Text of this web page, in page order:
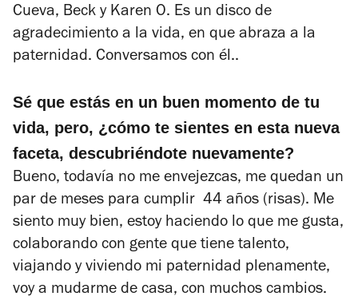
Cueva, Beck y Karen O. Es un disco de
agradecimiento a la vida, en que abraza a la
paternidad. Conversamos con él..
Sé que estás en un buen momento de tu
vida, pero, ¿cómo te sientes en esta nueva
faceta, descubriéndote nuevamente?
Bueno, todavía no me envejezcas, me quedan un
par de meses para cumplir 44 años (risas). Me
siento muy bien, estoy haciendo lo que me gusta,
colaborando con gente que tiene talento,
viajando y viviendo mi paternidad plenamente,
voy a mudarme de casa, con muchos cambios.